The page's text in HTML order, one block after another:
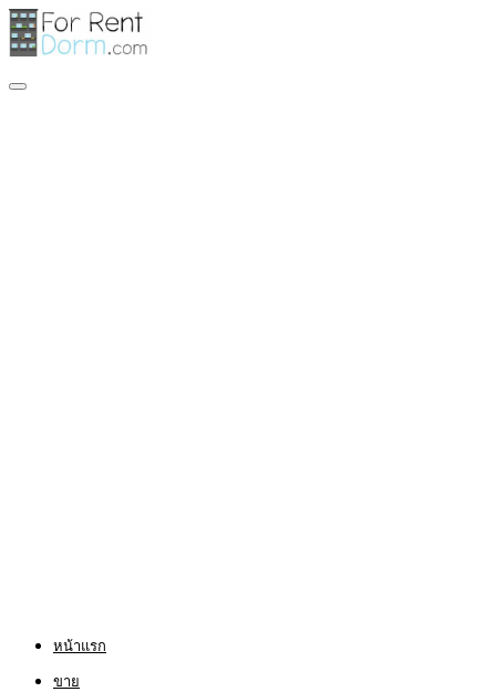
หน้าแรก
ขาย